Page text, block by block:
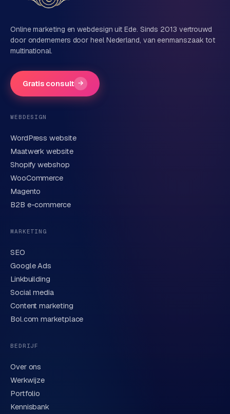
Naam
Bedrijfsnaam
Telefoonnummer(optioneel)
Korte omschrijving van je vraag of project
Verstuur aanvraag
We behandelen je gegevens zorgvuldig conform onze
privacyverklaring
Online marketing en webdesign uit Ede. Sinds 2013 vertrouwd
door ondernemers door heel Nederland, van eenmanszaak tot
multinational.
Gratis consult →
WEBDESIGN
WordPress website
Maatwerk website
Shopify webshop
WooCommerce
Magento
B2B e-commerce
MARKETING
SEO
Google Ads
Linkbuilding
Social media
Content marketing
Bol.com marketplace
BEDRIJF
Over ons
Werkwijze
Portfolio
Kennisbank